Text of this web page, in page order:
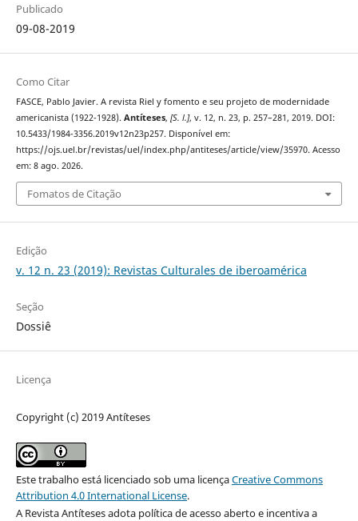
Publicado
09-08-2019
Como Citar
FASCE, Pablo Javier. A revista Riel y fomento e seu projeto de modernidade
americanista (1922-1928). Antíteses, [S. l.], v. 12, n. 23, p. 257–281, 2019. DOI:
10.5433/1984-3356.2019v12n23p257. Disponível em:
https://ojs.uel.br/revistas/uel/index.php/antiteses/article/view/35970. Acesso
em: 8 ago. 2026.
Fomatos de Citação
Edição
v. 12 n. 23 (2019): Revistas Culturales de iberoamérica
Seção
Dossiê
Licença
Copyright (c) 2019 Antíteses
Este trabalho está licenciado sob uma licençaCreative Commons
Attribution 4.0 International License.
A Revista Antíteses adota política de acesso aberto e incentiva a